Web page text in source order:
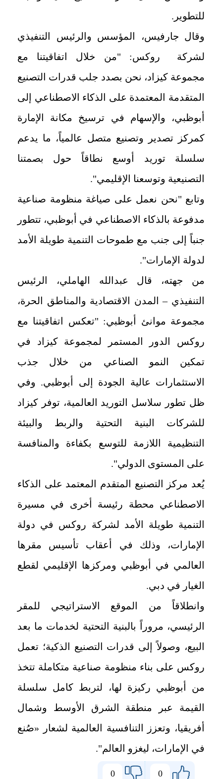
للتطوير.
وقال جارفيس، المؤسس والرئيس التنفيذي
لشركة روكس: "من خلال اتفاقيتنا مع
مجموعة كيزاد، نحن بصدد جلب قدرات التصنيع
المتقدمة المعتمدة على الذكاء الاصطناعي إلى
أبوظبي، والإسهام في ترسيخ مكانة الإمارة
كمركز تصدير وتصنيع متصل عالمياً، ما يدعم
سلسلة توريد أوسع نطاقاً حول بصمتنا
التصنيعية وتوسعنا الإقليمي".
وتابع "نحن نعمل على صياغة منظومة صناعية
مدفوعة بالذكاء الاصطناعي في أبوظبي، تتطور
جنباً إلى جنب مع طموحات التنمية طويلة الأمد
لدولة الإمارات".
من جهته، قال عبدالله الهاملي، الرئيس
التنفيذي – المدن الاقتصادية والمناطق الحرة،
مجموعة موانئ أبوظبي: "تعكس اتفاقيتنا مع
روكس الدور المستمر لمجموعة كيزاد في
تمكين النمو الصناعي من خلال جذب
الاستثمارات عالية الجودة إلى أبوظبي. وفي
ظل تطور سلاسل التوريد العالمية، توفر كيزاد
للشركات البنية التحتية والربط والبيئة
التنظيمية اللازمة للتوسع بكفاءة والمنافسة
على المستوى الدولي".
يُعد مركز التصنيع المتقدم المعتمد على الذكاء
الاصطناعي محطة رئيسة أخرى في مسيرة
التنمية طويلة الأمد لشركة روكس في دولة
الإمارات، وذلك في أعقاب تأسيس مقرها
العالمي في أبوظبي ومركزها الإقليمي لقطع
الغيار في دبي.
وانطلاقاً من الموقع الاستراتيجي للمقر
الرئيسي، مروراً بالبنية التحتية لخدمات ما بعد
البيع، وصولاً إلى قدرات التصنيع الذكية؛ تعمل
روكس على بناء منظومة صناعية متكاملة تتخذ
من أبوظبي ركيزة لها، لتربط كامل سلسلة
القيمة عبر منطقة الشرق الأوسط وشمال
أفريقيا، وتعزز التنافسية العالمية لشعار «صُنع
في الإمارات، ليغزو العالم".
0
0